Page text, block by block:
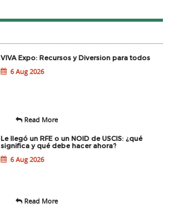
VIVA Expo: Recursos y Diversion para todos
6 Aug 2026
Read More
Le llegó un RFE o un NOID de USCIS: ¿qué
significa y qué debe hacer ahora?
6 Aug 2026
Read More